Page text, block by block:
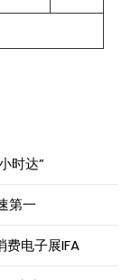
时达”
第一
费电子展IFA